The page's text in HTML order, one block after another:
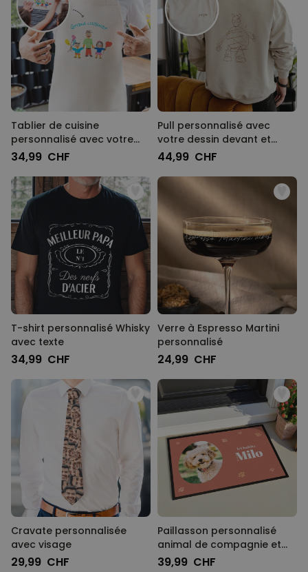
Tablier de cuisine
personnalisé avec votre
dessin
34,99 CHF
Pull personnalisé avec
votre dessin devant et
derrière
44,99 CHF
T-shirt personnalisé Whisky
avec texte
34,99 CHF
Verre à Espresso Martini
personnalisé
24,99 CHF
Cravate personnalisée
avec visage
29,99 CHF
Paillasson personnalisé
animal de compagnie et
nom
39,99 CHF